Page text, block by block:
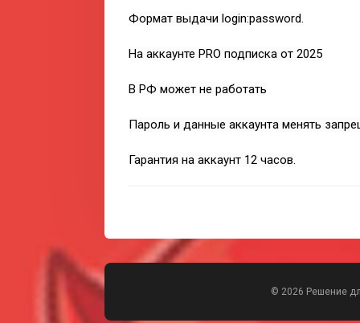
Формат выдачи login:password.
На аккаунте PRO подписка от 2025
В РФ может не работать
Пароль и данные аккаунта менять
Гарантия на аккаунт 12 часов.
© 2026 Решение